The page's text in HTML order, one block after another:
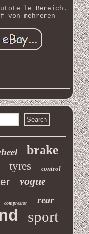
Bereich.
von mehreren
brake
tyres control
vogue
compressor rear
sport